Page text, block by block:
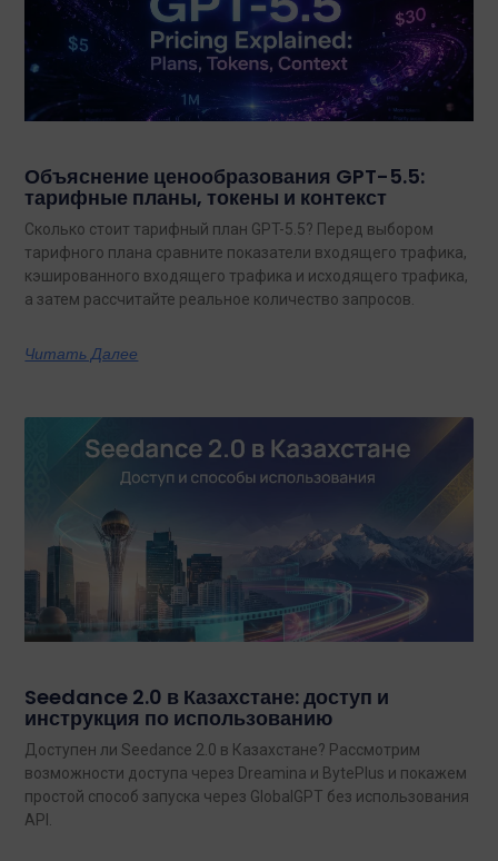
Объяснение ценообразования GPT-5.5:
тарифные планы, токены и контекст
Сколько стоит тарифный план GPT-5.5? Перед выбором
тарифного плана сравните показатели входящего трафика,
кэшированного входящего трафика и исходящего трафика,
а затем рассчитайте реальное количество запросов.
Читать Далее
Seedance 2.0 в Казахстане: доступ и
инструкция по использованию
Доступен ли Seedance 2.0 в Казахстане? Рассмотрим
возможности доступа через Dreamina и BytePlus и покажем
простой способ запуска через GlobalGPT без использования
API.